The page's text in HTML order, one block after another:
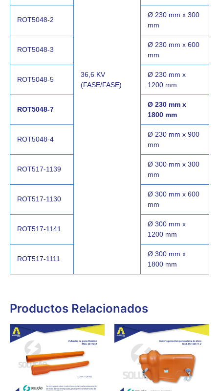
36,6 KV
(FASE/FASE)
ROT5048-2
Ø 230 mm x 300
mm
ROT5048-3
Ø 230 mm x 600
mm
ROT5048-5
Ø 230 mm x
1200 mm
ROT5048-7
Ø 230 mm x
1800 mm
ROT5048-4
Ø 230 mm x 900
mm
ROT517-1139
Ø 300 mm x 300
mm
ROT517-1130
Ø 300 mm x 600
mm
ROT517-1141
Ø 300 mm x
1200 mm
ROT517-1111
Ø 300 mm x
1800 mm
Productos Relacionados